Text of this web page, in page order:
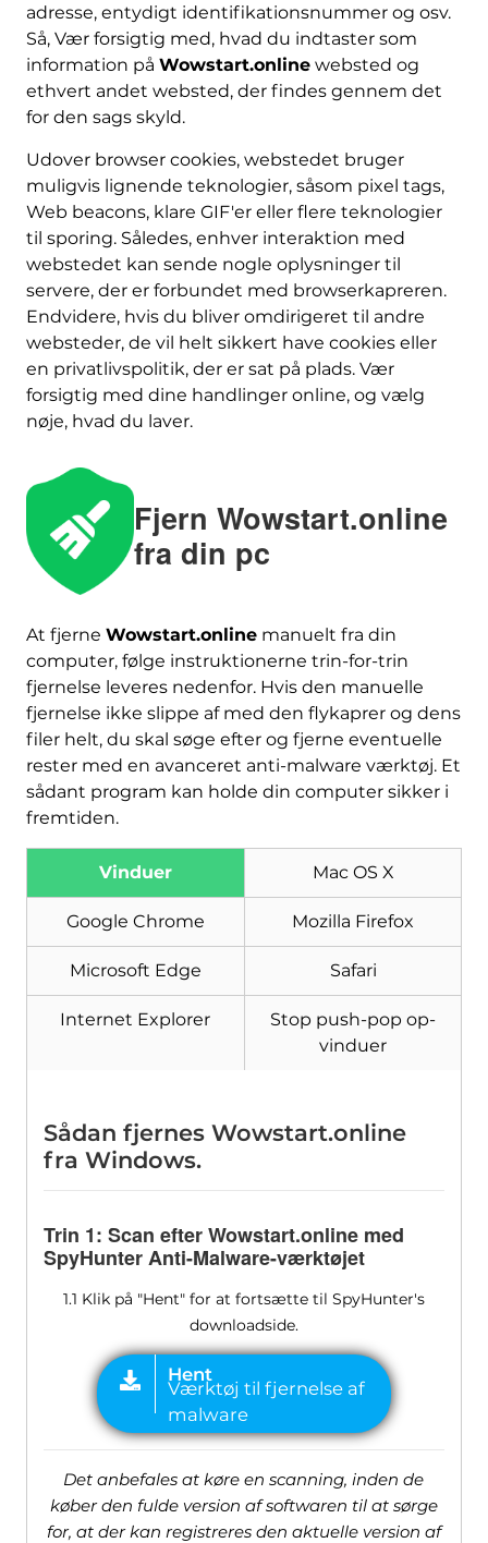
adresse, entydigt identifikationsnummer og osv.
Så, Vær forsigtig med, hvad du indtaster som
information på Wowstart.onlinewebsted og
ethvert andet websted, der findes gennem det
for den sags skyld.
Udover browser cookies, webstedet bruger
muligvis lignende teknologier, såsom pixel tags,
Web beacons, klare GIF'er eller flere teknologier
til sporing. Således, enhver interaktion med
webstedet kan sende nogle oplysninger til
servere, der er forbundet med browserkapreren.
Endvidere, hvis du bliver omdirigeret til andre
websteder, de vil helt sikkert have cookies eller
en privatlivspolitik, der er sat på plads. Vær
forsigtig med dine handlinger online, og vælg
nøje, hvad du laver.
Fjern Wowstart.online
fra din pc
At fjerne Wowstart.onlinemanuelt fra din
computer, følge instruktionerne trin-for-trin
fjernelse leveres nedenfor. Hvis den manuelle
fjernelse ikke slippe af med den flykaprer og dens
filer helt, du skal søge efter og fjerne eventuelle
rester med en avanceret anti-malware værktøj. Et
sådant program kan holde din computer sikker i
fremtiden.
Vinduer Mac OS X
Google Chrome Mozilla Firefox
Microsoft Edge Safari
Internet Explorer
Stop push-pop op-
vinduer
Sådan fjernes Wowstart.online
fra Windows.
Trin 1: Scan efter Wowstart.online med
SpyHunter Anti-Malware-værktøjet
1.1 Klik på "Hent" for at fortsætte til SpyHunter's
downloadside.
Hent
Værktøj til fjernelse af
malware
Det anbefales at køre en scanning, inden de
køber den fulde version af softwaren til at sørge
for, at der kan registreres den aktuelle version af